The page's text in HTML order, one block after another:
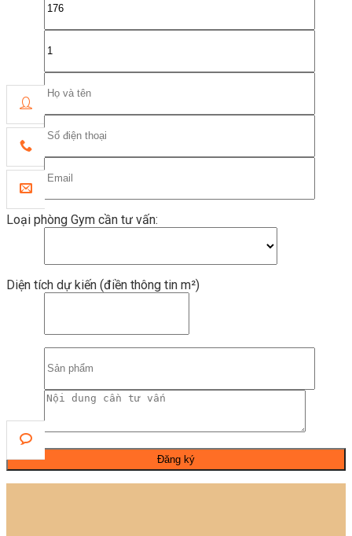
Loại phòng Gym cần tư vấn:
Diện tích dự kiến (điền thông tin m²)